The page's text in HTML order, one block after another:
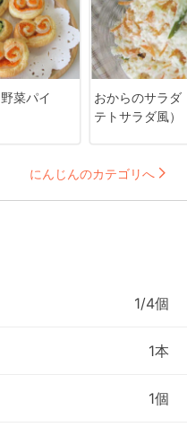
菜パイ
おからのサラダ
テトサラダ風）
にんじんのカテゴリへ
1/4個
1本
1個